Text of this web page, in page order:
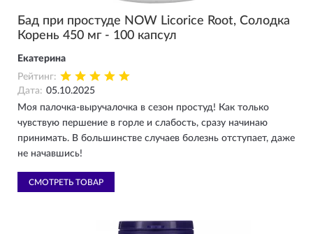
Бад при простуде NOW Licorice Root, Солодка
Корень 450 мг - 100 капсул
Екатерина
Рейтинг:
Дата: 05.10.2025
Моя палочка-выручалочка в сезон простуд! Как только
чувствую першение в горле и слабость, сразу начинаю
принимать. В большинстве случаев болезнь отступает, даже
не начавшись!
СМОТРЕТЬ ТОВАР